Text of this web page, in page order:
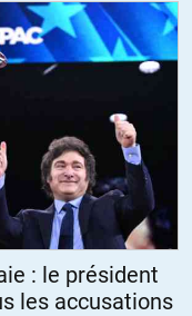
: le président
les accusations